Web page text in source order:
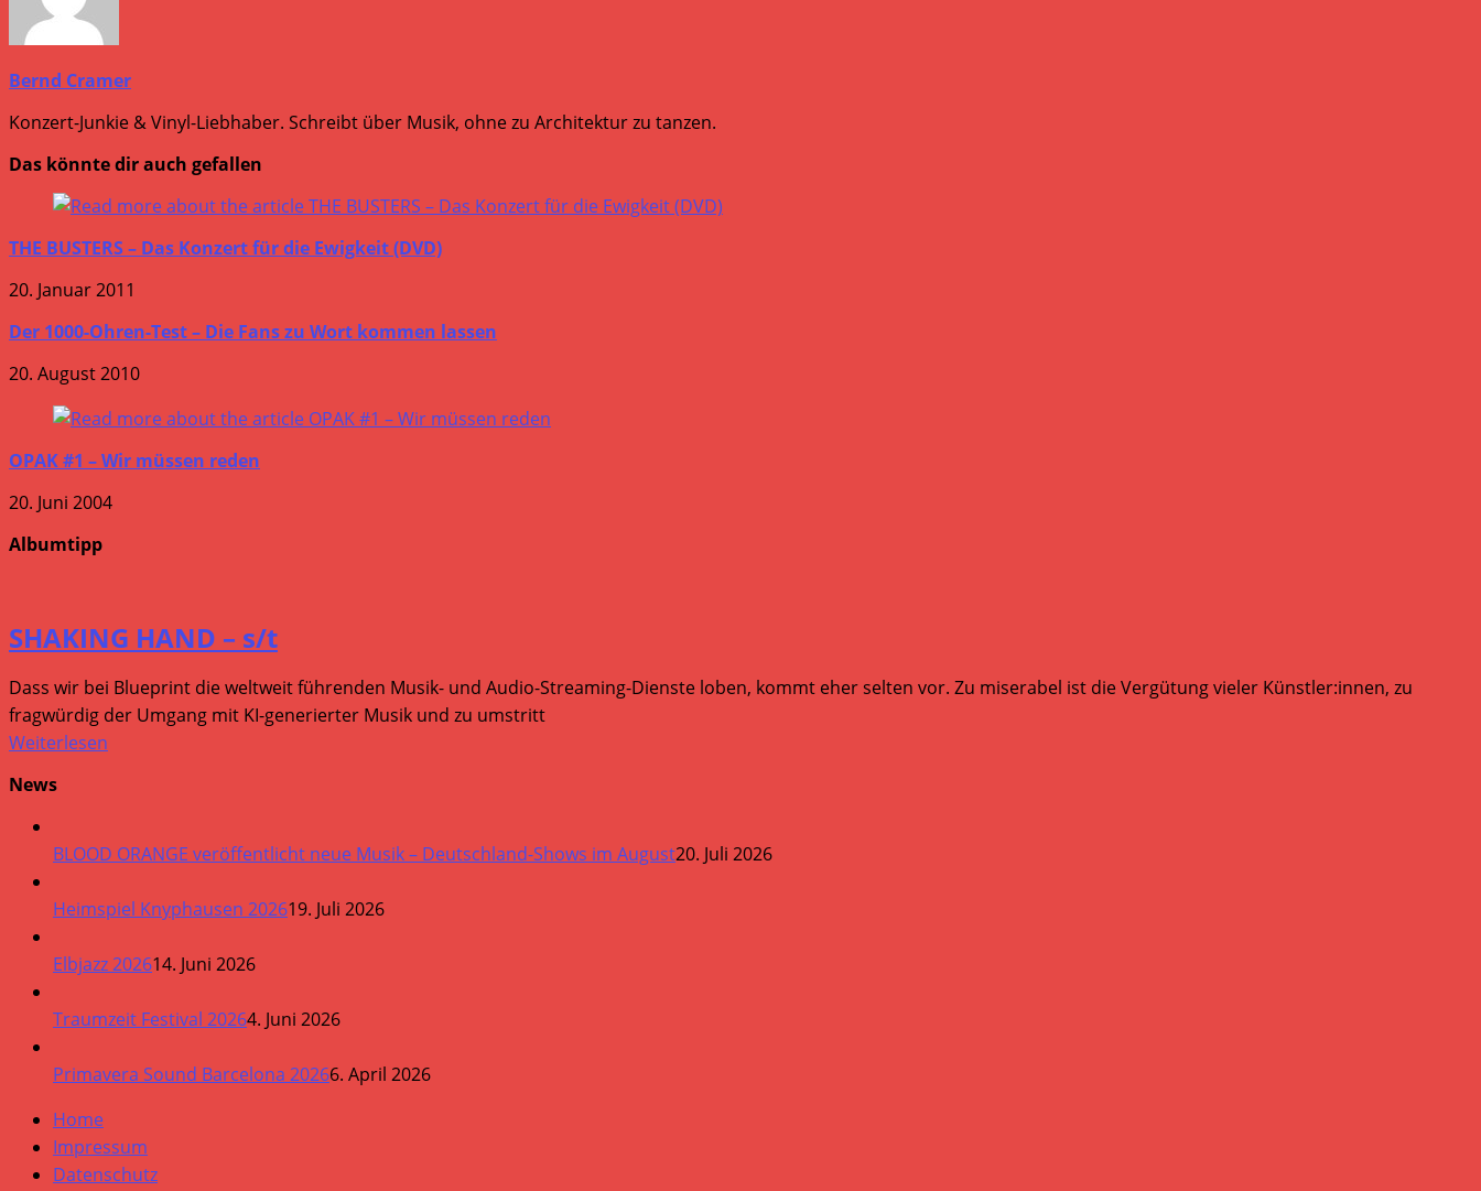
Bernd Cramer
Konzert-Junkie & Vinyl-Liebhaber. Schreibt über Musik, ohne zu Architektur zu tanzen.
Das könnte dir auch gefallen
THE BUSTERS – Das Konzert für die Ewigkeit (DVD)
20. Januar 2011
Der 1000-Ohren-Test – Die Fans zu Wort kommen lassen
20. August 2010
OPAK #1 – Wir müssen reden
20. Juni 2004
Albumtipp
SHAKING HAND – s/t
Dass wir bei Blueprint die weltweit führenden Musik- und Audio-Streaming-Dienste loben, kommt eher selten vor. Zu miserabel ist die Vergütung vieler Künstler:innen, zu
fragwürdig der Umgang mit KI-generierter Musik und zu umstritt
Weiterlesen
News
BLOOD ORANGE veröffentlicht neue Musik – Deutschland-Shows im August20. Juli 2026
Heimspiel Knyphausen 202619. Juli 2026
Elbjazz 202614. Juni 2026
Traumzeit Festival 20264. Juni 2026
Primavera Sound Barcelona 20266. April 2026
Home
Impressum
Datenschutz